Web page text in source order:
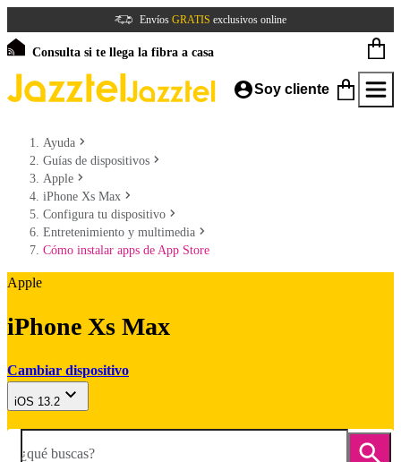
Envíos GRATIS exclusivos online
Consulta si te llega la fibra a casa
Soy cliente
Ayuda
Guías de dispositivos
Apple
iPhone Xs Max
Configura tu dispositivo
Entretenimiento y multimedia
Cómo instalar apps de App Store
Apple
iPhone Xs Max
Cambiar dispositivo
iOS 13.2
¿qué buscas?